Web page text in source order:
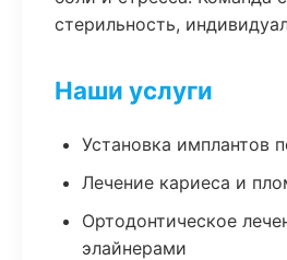
стерильность,
Наши услуги
Установка имплантов
Лечение кариеса и
Ортодонтическое
элайнерами